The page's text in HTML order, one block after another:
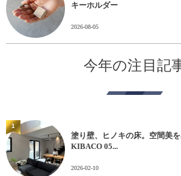
キーホルダー
2026-08-05
今年の注目記
塗り壁、ヒノキの床。空間美
KIBACO 05...
2026-02-10
1